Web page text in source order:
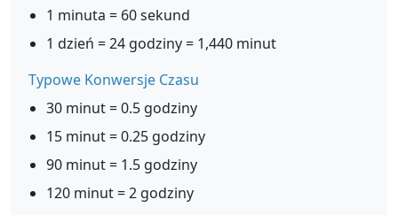
1 minuta = 60 sekund
1 dzień = 24 godziny = 1,440 minut
Typowe Konwersje Czasu
30 minut = 0.5 godziny
15 minut = 0.25 godziny
90 minut = 1.5 godziny
120 minut = 2 godziny